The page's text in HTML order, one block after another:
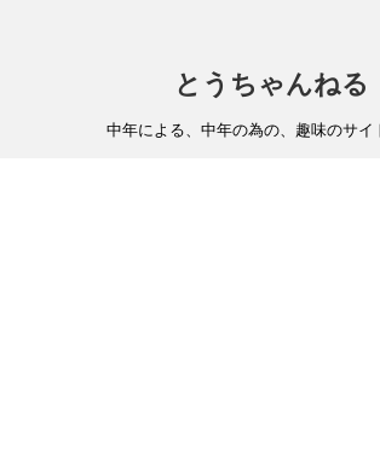
とうちゃんねる
中年による、中年の為の、趣味のサイ